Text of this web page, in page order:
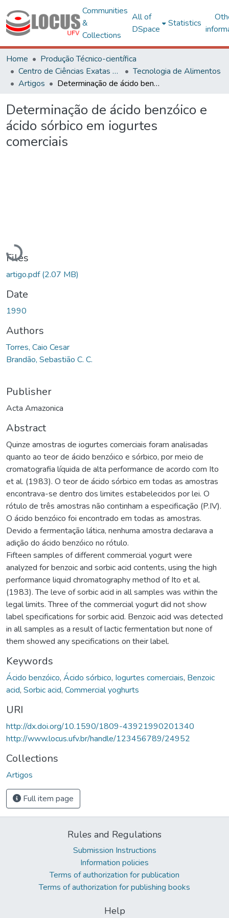
Communities
&
Collections
All of
DSpace
Statistics
Home
Produção Técnico-científica
Centro de Ciências Exatas e Tecnológicas
Tecnologia de Alimentos
Artigos
Determinação de ácido benzóico e ácido sórbico em iogurtes comerciais
Determinação de ácido benzóico e
ácido sórbico em iogurtes
comerciais
Loading...
Files
artigo.pdf(2.07 MB)
Date
1990
Authors
Torres, Caio Cesar
Brandão, Sebastião C. C.
Publisher
Acta Amazonica
Abstract
Quinze amostras de iogurtes comerciais foram analisadas
quanto ao teor de ácido benzóico e sórbico, por meio de
cromatografia líquida de alta performance de acordo com Ito
et al. (1983). O teor de ácido sórbico em todas as amostras
encontrava-se dentro dos limites estabelecidos por lei. O
rótulo de três amostras não continham a especificação (P.IV).
O ácido benzóico foi encontrado em todas as amostras.
Devido a fermentação lática, nenhuma amostra declarava a
adição do ácido benzóico no rótulo.
Fifteen samples of different commercial yogurt were
analyzed for benzoic and sorbic acid contents, using the high
performance liquid chromatography method of Ito et al.
(1983). The leve of sorbic acid in all samples was within the
legal limits. Three of the commercial yogurt did not show
label specifications for sorbic acid. Benzoic acid was detected
in all samples as a result of lactic fermentation but none of
them showed any specifications on their label.
Keywords
Ácido benzóico, Ácido sórbico, Iogurtes comerciais, Benzoic
acid, Sorbic acid, Commercial yoghurts
URI
http://dx.doi.org/10.1590/1809-43921990201340
http://www.locus.ufv.br/handle/123456789/24952
Collections
Artigos
Full item page
Rules and Regulations
Submission Instructions
Information policies
Terms of authorization for publication
Terms of authorization for publishing books
Help